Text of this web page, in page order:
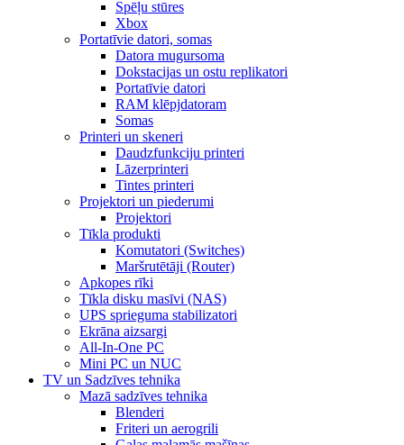
Spēļu stūres
Xbox
Portatīvie datori, somas
Datora mugursoma
Dokstacijas un ostu replikatori
Portatīvie datori
RAM klēpjdatoram
Somas
Printeri un skeneri
Daudzfunkciju printeri
Lāzerprinteri
Tintes printeri
Projektori un piederumi
Projektori
Tīkla produkti
Komutatori (Switches)
Maršrutētāji (Router)
Apkopes rīki
Tīkla disku masīvi (NAS)
UPS sprieguma stabilizatori
Ekrāna aizsargi
All-In-One PC
Mini PC un NUC
TV un Sadzīves tehnika
Mazā sadzīves tehnika
Blenderi
Friteri un aerogrili